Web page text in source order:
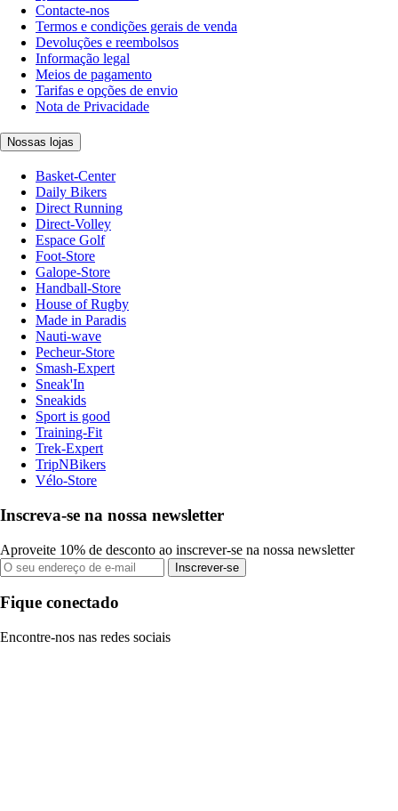
Contacte-nos
Termos e condições gerais de venda
Devoluções e reembolsos
Informação legal
Meios de pagamento
Tarifas e opções de envio
Nota de Privacidade
Nossas lojas
Basket-Center
Daily Bikers
Direct Running
Direct-Volley
Espace Golf
Foot-Store
Galope-Store
Handball-Store
House of Rugby
Made in Paradis
Nauti-wave
Pecheur-Store
Smash-Expert
Sneak'In
Sneakids
Sport is good
Training-Fit
Trek-Expert
TripNBikers
Vélo-Store
Inscreva-se na nossa newsletter
Aproveite 10% de desconto ao inscrever-se na nossa newsletter
Inscrever-se
Fique conectado
Encontre-nos nas redes sociais